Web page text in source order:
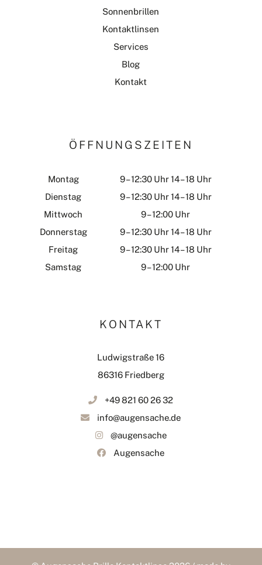
Sonnenbrillen
Kontaktlinsen
Services
Blog
Kontakt
ÖFFNUNGSZEITEN
Montag
9 – 12:30 Uhr 14 – 18 Uhr
Dienstag
9 – 12:30 Uhr 14 – 18 Uhr
Mittwoch
9 – 12:00 Uhr
Donnerstag
9 – 12:30 Uhr 14 – 18 Uhr
Freitag
9 – 12:30 Uhr 14 – 18 Uhr
Samstag
9 – 12:00 Uhr
KONTAKT
Ludwigstraße 16
86316 Friedberg
+49 821 60 26 32
info@augensache.de
@augensache
Augensache